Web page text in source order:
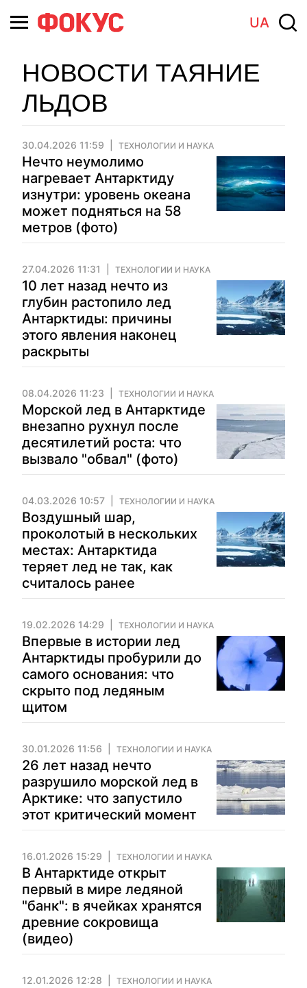
UA
НОВОСТИ ТАЯНИЕ
ЛЬДОВ
30.04.2026 11:59 ТЕХНОЛОГИИ И НАУКА
Нечто неумолимо
нагревает Антарктиду
изнутри: уровень океана
может подняться на 58
метров (фото)
27.04.2026 11:31 ТЕХНОЛОГИИ И НАУКА
10 лет назад нечто из
глубин растопило лед
Антарктиды: причины
этого явления наконец
раскрыты
08.04.2026 11:23 ТЕХНОЛОГИИ И НАУКА
Морской лед в Антарктиде
внезапно рухнул после
десятилетий роста: что
вызвало "обвал" (фото)
04.03.2026 10:57 ТЕХНОЛОГИИ И НАУКА
Воздушный шар,
проколотый в нескольких
местах: Антарктида
теряет лед не так, как
считалось ранее
19.02.2026 14:29 ТЕХНОЛОГИИ И НАУКА
Впервые в истории лед
Антарктиды пробурили до
самого основания: что
скрыто под ледяным
щитом
30.01.2026 11:56 ТЕХНОЛОГИИ И НАУКА
26 лет назад нечто
разрушило морской лед в
Арктике: что запустило
этот критический момент
16.01.2026 15:29 ТЕХНОЛОГИИ И НАУКА
В Антарктиде открыт
первый в мире ледяной
"банк": в ячейках хранятся
древние сокровища
(видео)
12.01.2026 12:28 ТЕХНОЛОГИИ И НАУКА